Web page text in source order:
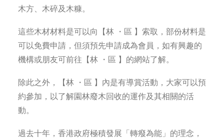
木方、木碎及木糠。
這些木材材料是可以向【林 ・區 】索取，部份材料是
可以免費申請，但須預先申請成為會員，如有興趣的
機構或朋友可前往【林 ・區 】的網站了解。
除此之外，【林 ・區 】內是有導賞活動，大家可以預
約參加，以了解園林廢木回收的運作及其相關的活
動。
過去十年，香港政府極積發展「轉癈為能」的理念，